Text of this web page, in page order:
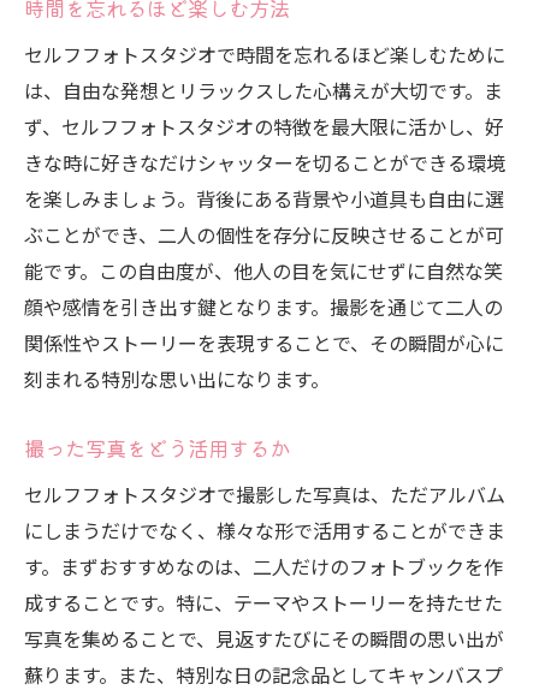
時間を忘れるほどの撮影体験を
二人の絆を感じさせる写真作り
セルフフォトスタジオでの心温まる写真撮
影
二人の関係を深めるための撮影工夫
写真を通して伝える愛情の表現方法
セルフフォトスタジオでの撮影を楽しむための
ポイント
成功する撮影のための事前準備
撮影中のコミュニケーションの重要性
用術
スタジオでの撮影をスムーズにするテクニ
ック
トラブルを避けるための注意点
セルフフォトスタジオでの撮影後の楽しみ
方
時間を忘れるほど楽しむ方法
セルフフォトスタジオで時間を忘れるほど楽しむために
は、自由な発想とリラックスした心構えが大切です。ま
ず、セルフフォトスタジオの特徴を最大限に活かし、好
きな時に好きなだけシャッターを切ることができる環境
を楽しみましょう。背後にある背景や小道具も自由に選
ぶことができ、二人の個性を存分に反映させることが可
能です。この自由度が、他人の目を気にせずに自然な笑
顔や感情を引き出す鍵となります。撮影を通じて二人の
関係性やストーリーを表現することで、その瞬間が心に
刻まれる特別な思い出になります。
撮った写真をどう活用するか
セルフフォトスタジオで撮影した写真は、ただアルバム
にしまうだけでなく、様々な形で活用することができま
す。まずおすすめなのは、二人だけのフォトブックを作
成することです。特に、テーマやストーリーを持たせた
写真を集めることで、見返すたびにその瞬間の思い出が
蘇ります。また、特別な日の記念品としてキャンバスプ